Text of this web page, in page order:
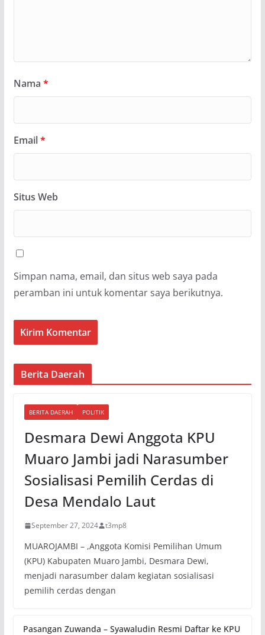
Nama *
Email*
Situs Web
Simpan nama, email, dan situs web saya pada
peramban ini untuk komentar saya berikutnya.
Berita Daerah
BERITA DAERAH POLITIK
Desmara Dewi Anggota KPU
Muaro Jambi jadi Narasumber
Sosialisasi Pemilih Cerdas di
Desa Mendalo Laut
September 27, 2024 t3mp8
MUAROJAMBI – ,Anggota Komisi Pemilihan Umum
(KPU) Kabupaten Muaro Jambi, Desmara Dewi,
menjadi narasumber dalam kegiatan sosialisasi
pemilih cerdas dengan
Pasangan Zuwanda – Syawaludin Resmi Daftar ke KPU